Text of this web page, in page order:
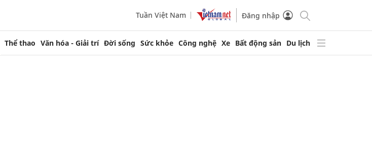
Tuần Việt Nam Đăng nhập
Thể thao Văn hóa - Giải trí Đời sống Sức khỏe Công nghệ Xe Bất động sản Du lịch